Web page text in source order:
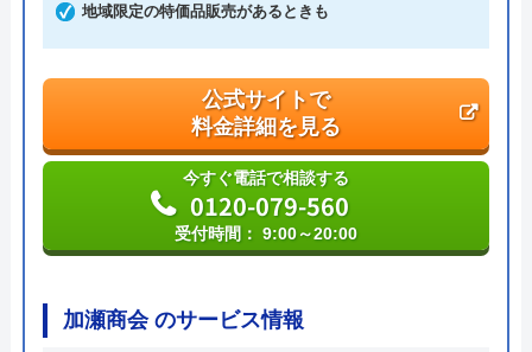
本社所在地
〒556-0014
地域限定の特価品販売があるときも
公式サイトで
料金詳細を見る
今すぐ電話で相談する
0120-079-560
受付時間： 9:00～20:00
加瀬商会 のサービス情報